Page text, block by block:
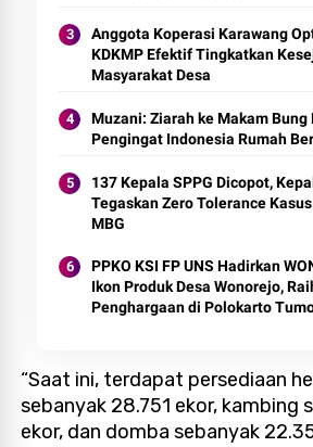
Anggota Koperasi Karawang
KDKMP Efektif Tingkatkan
Masyarakat Desa
Muzani: Ziarah ke Makam Bung
Pengingat Indonesia Rumah
137 Kepala SPPG Dicopot,
Tegaskan Zero Tolerance
MBG
PPKO KSI FP UNS Hadirkan
Ikon Produk Desa Wonorejo,
Penghargaan di Polokarto
“Saat ini, terdapat persediaan
sebanyak 28.751 ekor, kambing
ekor, dan domba sebanyak